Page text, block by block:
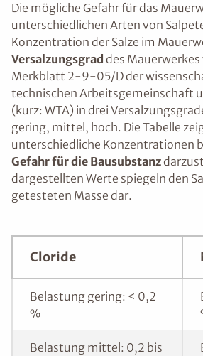
Die mögliche Gefahr für das
unterschiedlichen Arten von
Konzentration der Salze im
Versalzungsgrad des
Merkblatt 2-9-05/D der
technischen Arbeitsgemeinschaft
(kurz: WTA) in drei
gering, mittel, hoch. Die Tabelle
unterschiedliche Konzentrationen
Gefahr für die Bausubstanz
dargestellten Werte spiegeln den
getesteten Masse dar.
Cloride
Belastung gering: < 0,2
%
Belastung mittel: 0,2 bis